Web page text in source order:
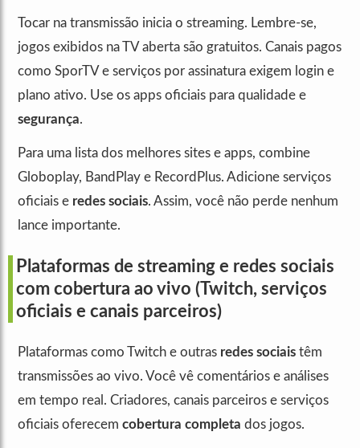
Tocar na transmissão inicia o streaming. Lembre-se,
jogos exibidos na TV aberta são gratuitos. Canais pagos
como SporTV e serviços por assinatura exigem login e
plano ativo. Use os apps oficiais para qualidade e
segurança.
Para uma lista dos melhores sites e apps, combine
Globoplay, BandPlay e RecordPlus. Adicione serviços
oficiais e redes sociais. Assim, você não perde nenhum
lance importante.
Plataformas de streaming e redes sociais
com cobertura ao vivo (Twitch, serviços
oficiais e canais parceiros)
Plataformas como Twitch e outras redes sociais têm
transmissões ao vivo. Você vê comentários e análises
em tempo real. Criadores, canais parceiros e serviços
oficiais oferecem cobertura completa dos jogos.